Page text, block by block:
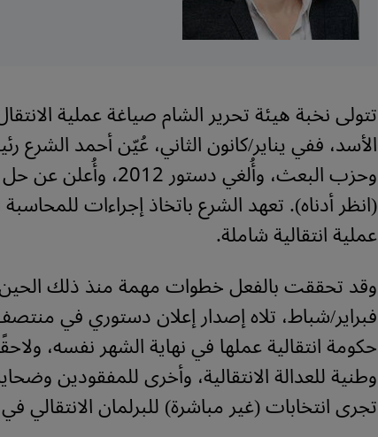
تتولى نخبة هيئة تحرير الشام صياغة عملية
الأسد، ففي يناير/كانون الثاني، عُيّن أحمد الشرع
وحزب البعث، وأُلغي
(انظر أدناه). تعهد الشرع باتخاذ إجراءات
عملية انتقالية شاملة.
وقد تحققت بالفعل خطوات مهمة منذ ذلك
فبراير/شباط، تلاه إصدار إعلان دستوري في
حكومة انتقالية عملها في نهاية الشهر نفسه،
وطنية للعدالة الانتقالية، وأخرى للمفقودين
تجرى انتخابات (غير مباشرة) للبرلمان الانتقالي